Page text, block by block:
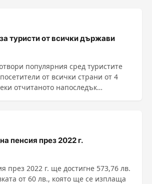
туристи от всички държави
популярния сред туристите
от всички страни от 4
отчитаното напоследък
пенсия през 2022 г.
през 2022 г. ще достигне 573,76 лв.
от 60 лв., която ще се изплаща